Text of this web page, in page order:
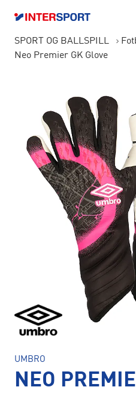
SPORT OG BALLSPILL
Neo Premier GK Glove
UMBRO
NEO